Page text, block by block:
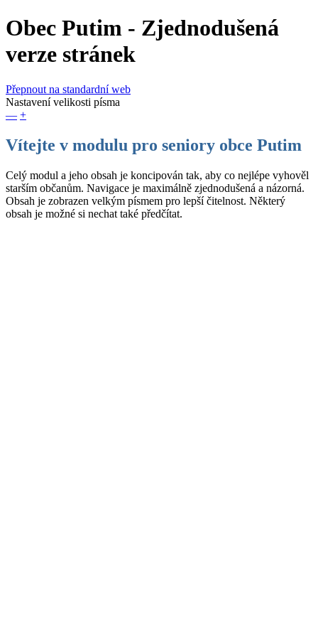
Obec Putim - Zjednodušená
verze stránek
Přepnout na standardní web
Nastavení velikosti písma
— +
Vítejte v modulu pro seniory obce Putim
Celý modul a jeho obsah je koncipován tak, aby co nejlépe vyhověl
starším občanům. Navigace je maximálně zjednodušená a názorná.
Obsah je zobrazen velkým písmem pro lepší čitelnost. Některý
obsah je možné si nechat také předčítat.